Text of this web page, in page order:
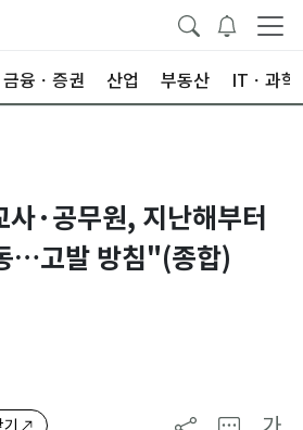
금융ㆍ증권 산업 부동산 ITㆍ과학
·공무원, 지난해부터
…고발 방침"(종합)